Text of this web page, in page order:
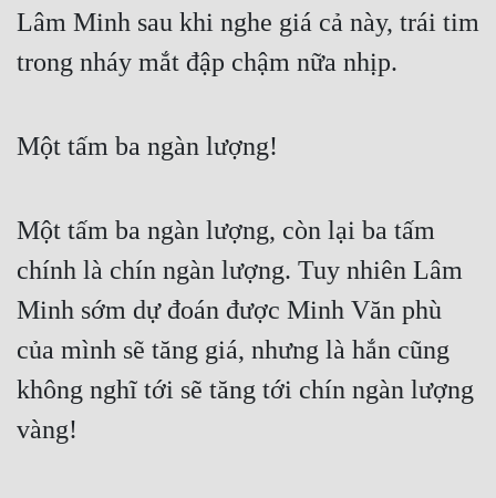
Lâm Minh sau khi nghe giá cả này, trái tim
trong nháy mắt đập chậm nữa nhịp.
Một tấm ba ngàn lượng!
Một tấm ba ngàn lượng, còn lại ba tấm
chính là chín ngàn lượng. Tuy nhiên Lâm
Minh sớm dự đoán được Minh Văn phù
của mình sẽ tăng giá, nhưng là hắn cũng
không nghĩ tới sẽ tăng tới chín ngàn lượng
vàng!